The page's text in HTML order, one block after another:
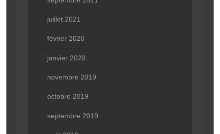
juillet 2021
février 2020
janvier 2020
novembre 2019
octobre 2019
septembre 2019